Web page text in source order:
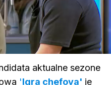
Loaded :
100.00%
aktualne sezone
'Igra chefova' je